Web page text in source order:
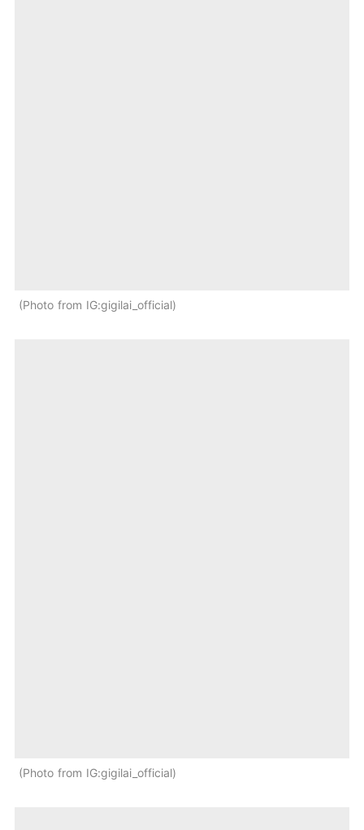
Photo from IG:gigilai_official
Photo from IG:gigilai_official